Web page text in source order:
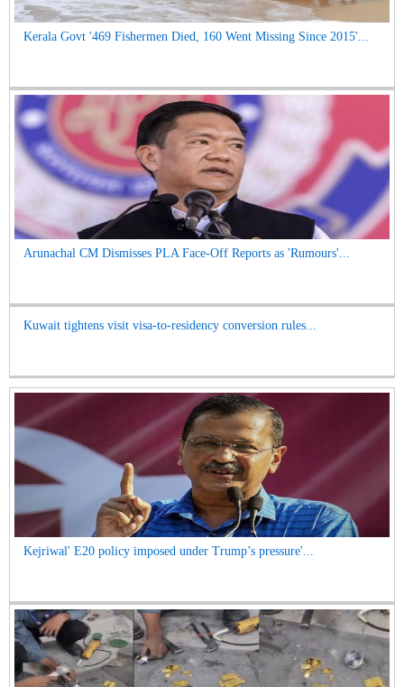
Kerala Govt '469 Fishermen Died, 160 Went Missing Since 2015'...
Arunachal CM Dismisses PLA Face-Off Reports as 'Rumours'...
Kuwait tightens visit visa-to-residency conversion rules...
Kejriwal' E20 policy imposed under Trump’s pressure'...